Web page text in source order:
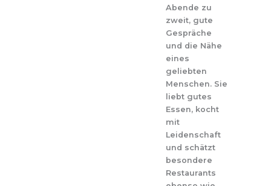
Abende zu
zweit, gute
Gespräche
und die Nähe
eines
geliebten
Menschen. Sie
liebt gutes
Essen, kocht
mit
Leidenschaft
und schätzt
besondere
Restaurants